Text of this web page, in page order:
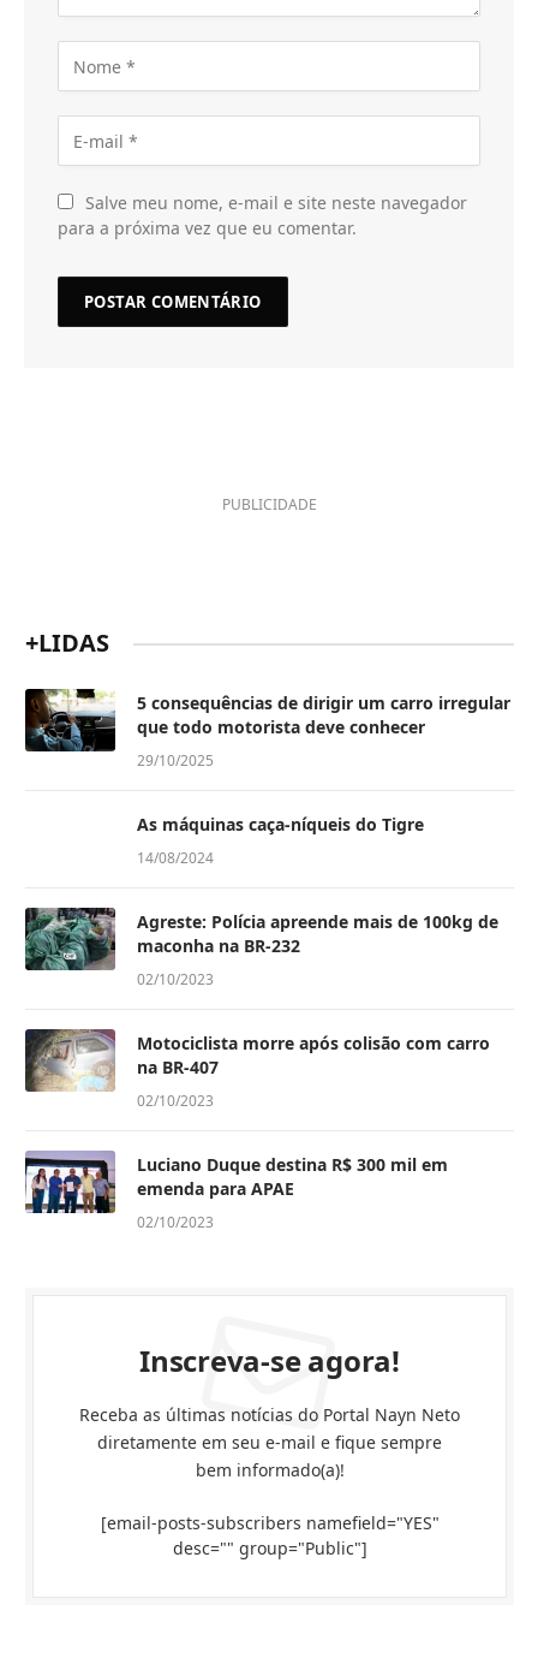
Salve meu nome, e-mail e site neste navegador
para a próxima vez que eu comentar.
PUBLICIDADE
+LIDAS
5 consequências de dirigir um carro irregular
que todo motorista deve conhecer
29/10/2025
As máquinas caça-níqueis do Tigre
14/08/2024
Agreste: Polícia apreende mais de 100kg de
maconha na BR-232
02/10/2023
Motociclista morre após colisão com carro
na BR-407
02/10/2023
Luciano Duque destina R$ 300 mil em
emenda para APAE
02/10/2023
Inscreva-se agora!
Receba as últimas notícias do Portal Nayn Neto
diretamente em seu e-mail e fique sempre
bem informado(a)!
[email-posts-subscribers namefield="YES"
desc="" group="Public"]